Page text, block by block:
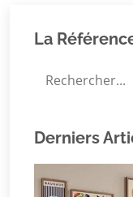
La
Derniers